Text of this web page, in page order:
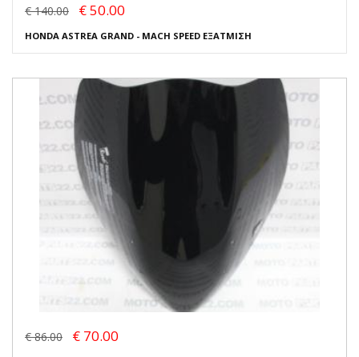
€ 140.00 € 50.00
HONDA ASTREA GRAND - MACH SPEED ΕΞΑΤΜΙΣΗ
€ 86.00 € 70.00